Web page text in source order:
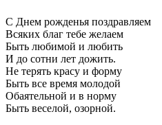
С Днем рожденья поздравляем
Всяких благ тебе желаем
Быть любимой и любить
И до сотни лет дожить.
Не терять красу и форму
Быть все время молодой
Обаятельной и в норму
Быть веселой, озорной.